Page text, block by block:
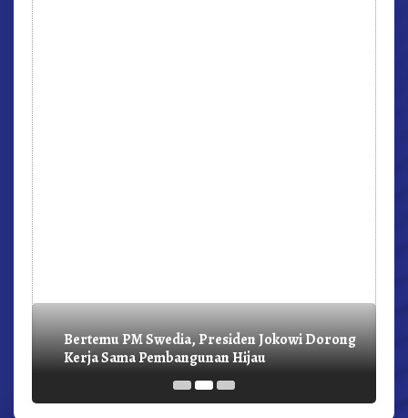
Bertemu PM Swedia, Presiden Jokowi Dorong
Kerja Sama Pembangunan Hijau